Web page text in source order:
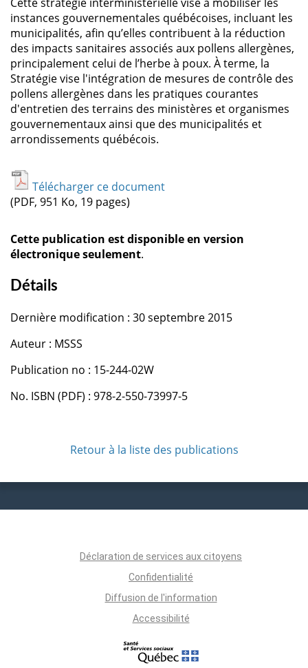
instances gouvernementales québécoises, incluant les
municipalités, afin qu’elles contribuent à la réduction
des impacts sanitaires associés aux pollens allergènes,
principalement celui de l’herbe à poux. À terme, la
Stratégie vise l'intégration de mesures de contrôle des
pollens allergènes dans les pratiques courantes
d'entretien des terrains des ministères et organismes
gouvernementaux ainsi que des municipalités et
arrondissements québécois.
Télécharger ce document
(PDF, 951 Ko, 19 pages)
Cette publication est disponible en version
électronique seulement.
Détails
Dernière modification : 30 septembre 2015
Auteur : MSSS
Publication no : 15-244-02W
No. ISBN (PDF) : 978-2-550-73997-5
Retour à la liste des publications
Déclaration de services aux citoyens
Confidentialité
Diffusion de l'information
Accessibilité